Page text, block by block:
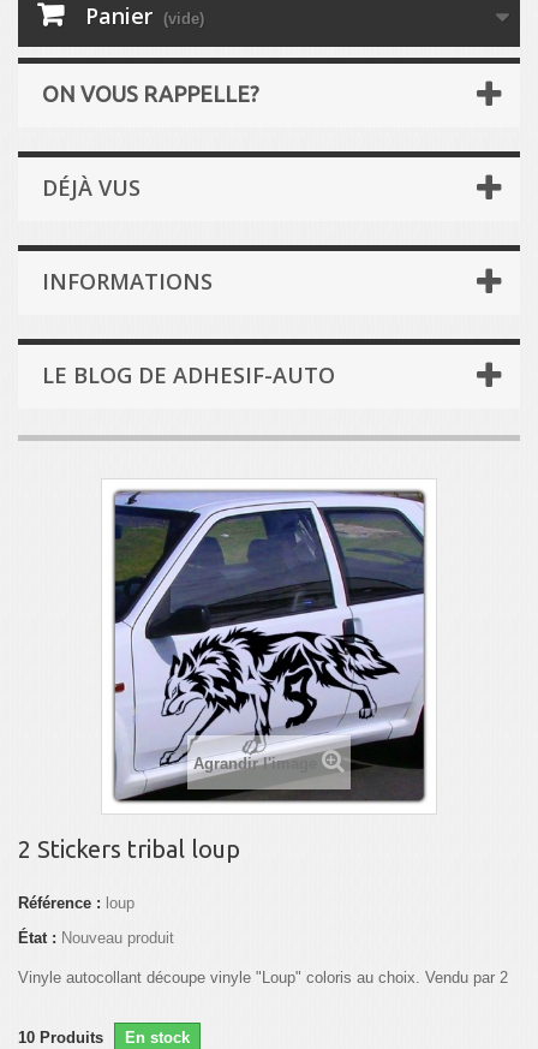
Panier (vide)
ON VOUS RAPPELLE?
DÉJÀ VUS
INFORMATIONS
LE BLOG DE ADHESIF-AUTO
Agrandir l'image
2 Stickers tribal loup
Référence : loup
État : Nouveau produit
Vinyle autocollant découpe vinyle "Loup" coloris au choix. Vendu par 2
10 Produits En stock